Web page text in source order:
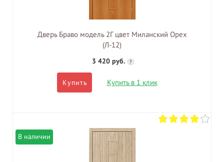
Дверь Браво модель 2Г цвет Миланский Орех
(Л-12)
3 420 руб. ?
Купить Купить в 1 клик
В наличии